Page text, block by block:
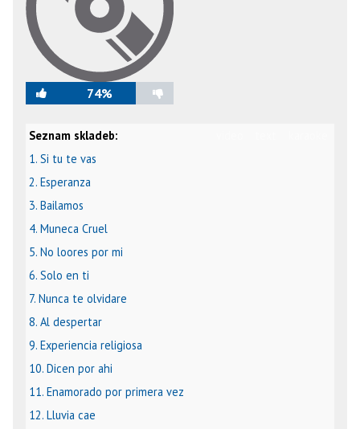
74%
Seznam skladeb:
1. Si tu te vas
2. Esperanza
3. Bailamos
4. Muneca Cruel
5. No loores por mi
6. Solo en ti
7. Nunca te olvidare
8. Al despertar
9. Experiencia religiosa
10. Dicen por ahi
11. Enamorado por primera vez
12. Lluvia cae